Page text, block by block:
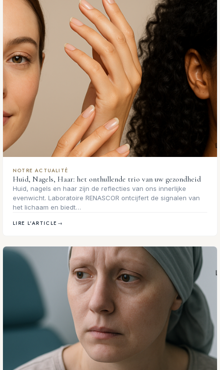
NOTRE ACTUALITÉ
Huid, Nagels, Haar: het onthullende trio van uw gezondheid
Huid, nagels en haar zijn de reflecties van ons innerlijke
evenwicht. Laboratoire RENASCOR ontcijfert de signalen van
het lichaam en biedt…
LIRE L'ARTICLE →